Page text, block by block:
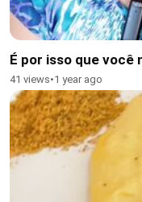
É por isso que você
41 views•1 year ago